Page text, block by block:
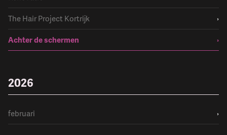
The Hair Project Kortrijk
›
Achter de schermen
›
2026
februari ›